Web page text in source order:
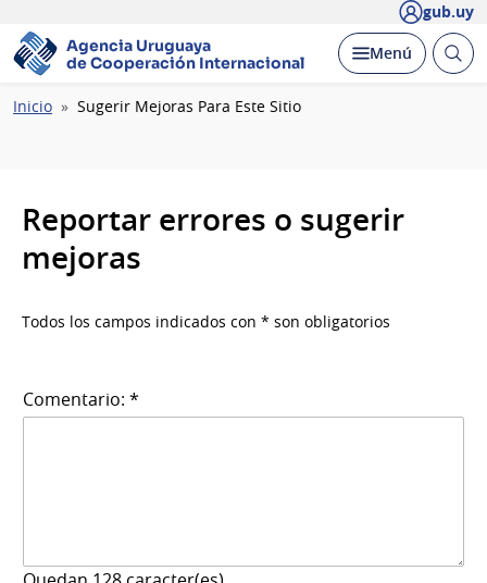
gub.uy
Agencia Uruguaya
de Cooperación Internacional
Desplegar
Menú Abrir
Ruta
Inicio Sugerir Mejoras Para Este Sitio
Reportar errores o sugerir
mejoras
Todos los campos indicados con * son obligatorios
Comentario: *